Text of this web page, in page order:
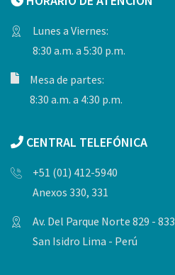
Lunes a Viernes:
8:30 a.m. a 5:30 p.m.
Mesa de partes:
8:30 a.m. a 4:30 p.m.
CENTRAL TELEFÓNICA
+51 (01) 412-5940
Anexos 330, 331
Av. Del Parque Norte 829 - 833
San Isidro Lima - Perú